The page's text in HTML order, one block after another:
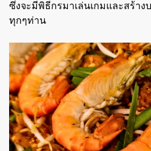
ซึ่งจะมีพิธีกรมาเล่นเกมและสร้าง
ทุกๆท่าน